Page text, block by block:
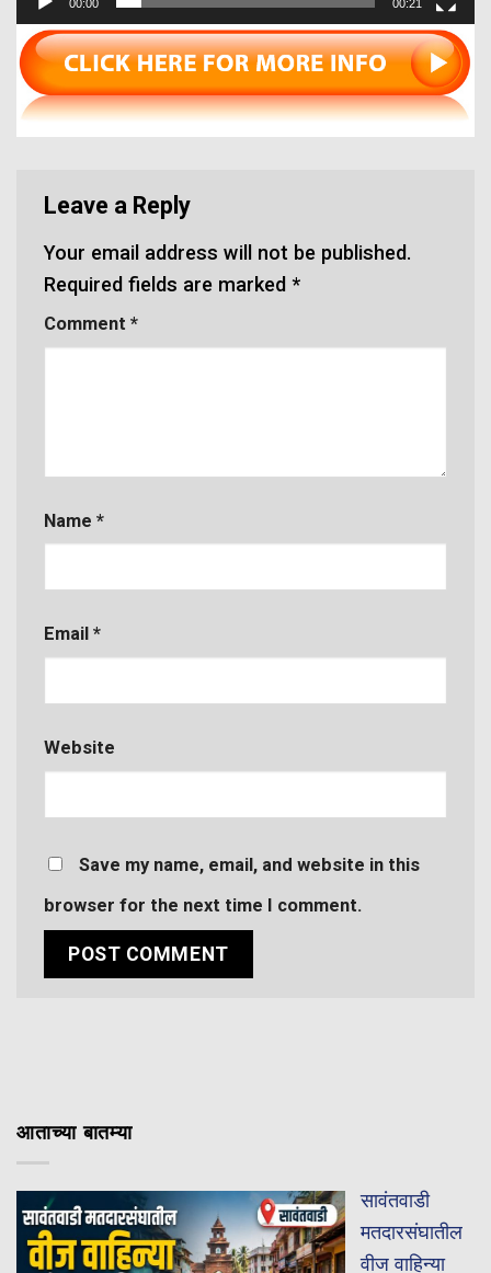
00:00 00:21
Leave a Reply
Your email address will not be published.
Required fields are marked *
Comment *
Name *
Email *
Website
Save my name, email, and website in this
browser for the next time I comment.
आताच्या बातम्या
सावंतवाडी
मतदारसंघातील
वीज वाहिन्या